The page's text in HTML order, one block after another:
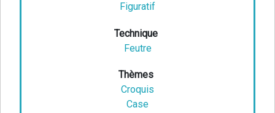
Figuratif
Technique
Feutre
Thèmes
Croquis
Case